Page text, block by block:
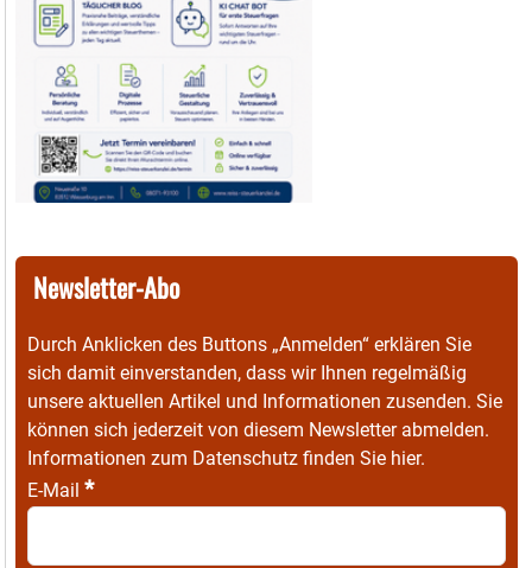
Newsletter-Abo
Durch Anklicken des Buttons „Anmelden“ erklären Sie
sich damit einverstanden, dass wir Ihnen regelmäßig
unsere aktuellen Artikel und Informationen zusenden. Sie
können sich jederzeit von diesem Newsletter abmelden.
Informationen zum Datenschutz finden Sie hier.
E-Mail *